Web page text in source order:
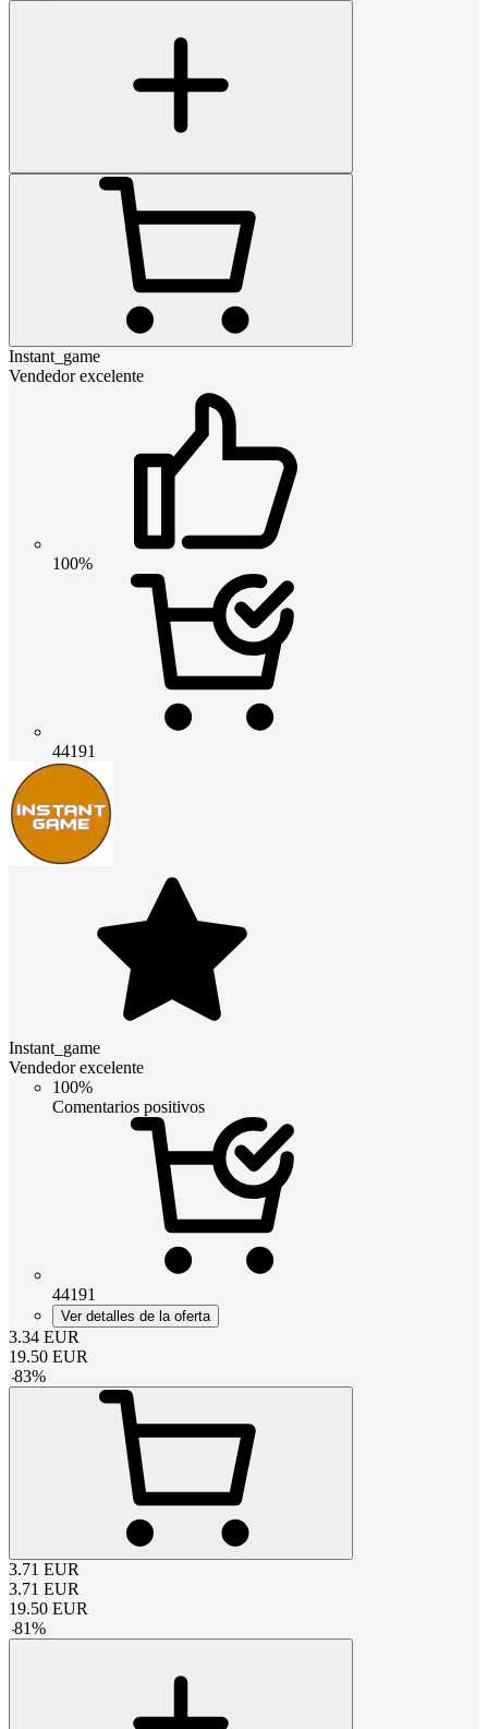
Instant_game
Vendedor excelente
100%
44191
Instant_game
Vendedor excelente
100%
Comentarios positivos
44191
Ver detalles de la oferta
3.34 EUR
19.50 EUR
-83%
3.71 EUR
3.71 EUR
19.50 EUR
-81%